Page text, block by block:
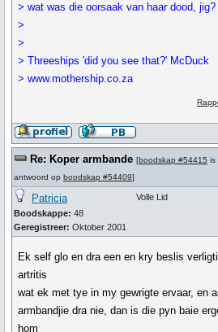
> wat was die oorsaak van haar dood, jig?
>
>
> Threeships 'did you see that?' McDuck
> www.mothership.co.za
Re: Koper armbande [boodskap #54415 is
antwoord op boodskap #54409]
Patricia
Boodskappe: 48
Geregistreer: Oktober 2001
Volle Lid
Ek self glo en dra een en kry beslis
artritis
wat ek met tye in my gewrigte ervaar, en
armbandjie dra nie, dan is die pyn baie
hom